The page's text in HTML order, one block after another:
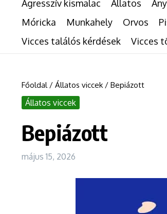
Agresszív kismalac Állatos
Móricka
Munkahely Orvos
Vicces találós kérdések
Vicces
Főoldal/ Állatos viccek/ Bepiázott
Állatos viccek
Bepiázott
május 15, 2026